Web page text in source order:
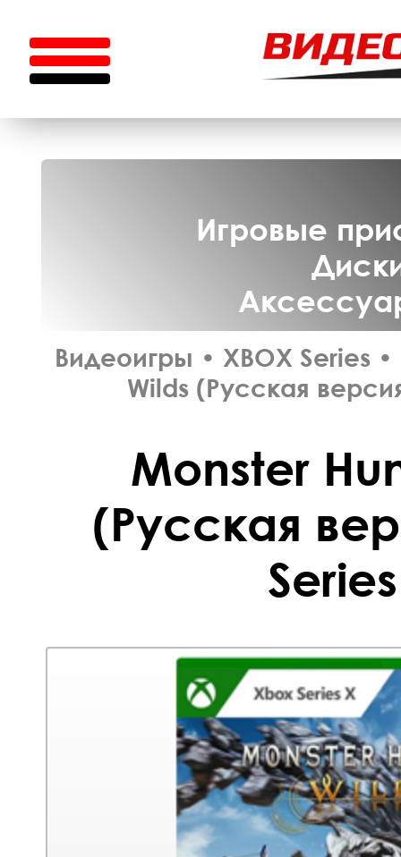
Игровые
Видеоигры • XBOX Series •
Wilds (Русская
Monster
(Русская